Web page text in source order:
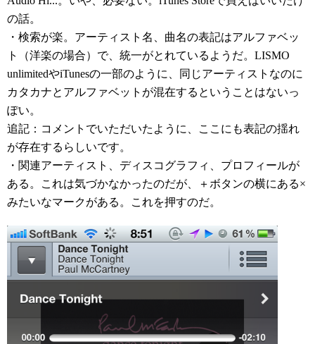
の話。
・検索が楽。アーティスト名、曲名の表記はアルファベッ
ト（洋楽の場合）で、統一がとれているようだ。LISMO
unlimitedやiTunesの一部のように、同じアーティストなのに
カタカナとアルファベットが混在するということはないっ
ぽい。
追記：コメントでいただいたように、ここにも表記の揺れ
が存在するらしいです。
・関連アーティスト、ディスコグラフィ、プロフィールが
ある。これは気づかなかったのだが、＋ボタンの横にある×
みたいなマークがある。これを押すのだ。